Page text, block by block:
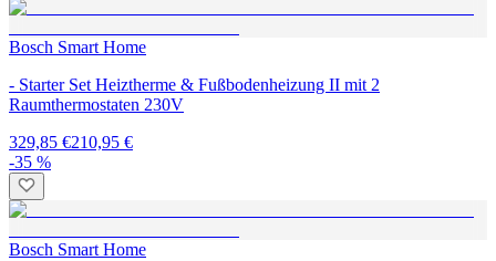
Bosch Smart Home
- Starter Set Heiztherme & Fußbodenheizung II mit 2
Raumthermostaten 230V
329,85 €210,95 €
-35 %
Bosch Smart Home